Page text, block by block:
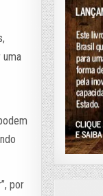
por